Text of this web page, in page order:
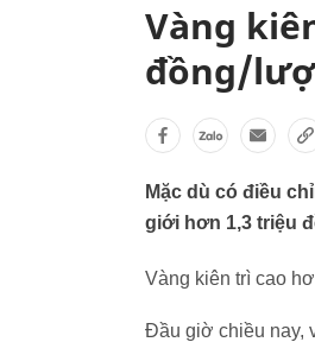
Vàng
đồng/
Mặc dù có điều
giới hơn 1,3 triệu
Vàng kiên trì cao
Đầu giờ chiều nay,